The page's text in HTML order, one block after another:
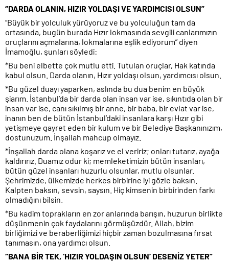
“DARDA OLANIN, HIZIR YOLDAŞI VE YARDIMCISI OLSUN”
“Büyük bir yolculuk yürüyoruz ve bu yolculuğun tam da
ortasında, bugün burada Hızır lokmasında sevgili canlarımızın
oruçlarını açmalarına, lokmalarına eşlik ediyorum” diyen
İmamoğlu, şunları söyledi:
*Bu beni elbette çok mutlu etti. Tutulan oruçlar, Hak katında
kabul olsun. Darda olanın, Hızır yoldaşı olsun, yardımcısı olsun.
*Bu güzel duayı yaparken, aslında bu dua benim en büyük
şiarım. İstanbul’da bir darda olan insan var ise, sıkıntıda olan bir
insan var ise, canı sıkılmış bir anne, bir baba, bir evlat var ise,
inanın ben de bütün İstanbul’daki insanlara karşı Hızır gibi
yetişmeye gayret eden bir kulum ve bir Belediye Başkanınızım,
dostunuzum. İnşallah mahcup olmayız.
*İnşallah darda olana koşarız ve el veririz; onları tutarız, ayağa
kaldırırız. Duamız odur ki; memleketimizin bütün insanları,
bütün güzel insanları huzurlu olsunlar, mutlu olsunlar.
Şehrimizde, ülkemizde herkes birbirine iyi gözle baksın.
Kalpten baksın, sevsin, saysın. Hiç kimsenin birbirinden farkı
olmadığını bilsin.
*Bu kadim toprakların en zor anlarında barışın, huzurun birlikte
düşünmenin çok faydalarını görmüşüzdür. Allah, bizim
birliğimizi ve beraberliğimizi hiçbir zaman bozulmasına fırsat
tanımasın, ona yardımcı olsun.
“BANA BİR TEK, ‘HIZIR YOLDAŞIN OLSUN’ DESENİZ YETER”